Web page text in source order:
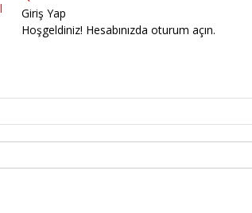
Giriş Yap
Hoşgeldiniz! Hesabınızda oturum açın.